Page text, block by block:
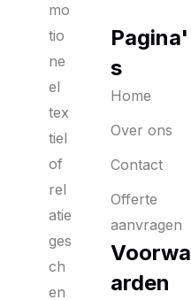
mo
tio
ne
el
tex
tiel
of
rel
atie
ges
ch
en
Pagina'
s
Home
Over ons
Contact
Offerte
aanvragen
Voorwa
arden